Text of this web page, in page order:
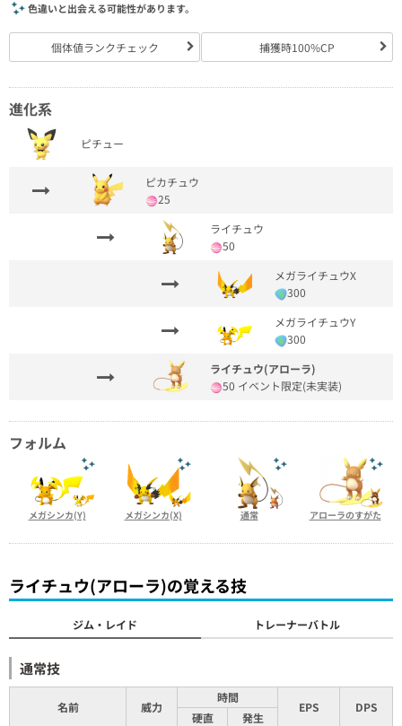
色違いと出会える可能性があります。
個体値ランクチェック 捕獲時100%CP
進化系
ピチュー
ピカチュウ
25
ライチュウ
50
メガライチュウX
300
メガライチュウY
300
ライチュウ(アローラ)
50 イベント限定(未実装)
フォルム
メガシンカ(Y) メガシンカ(X) 通常 アローラのすがた
ライチュウ(アローラ)の覚える技
ジム・レイド トレーナーバトル
通常技
名前 威力
時間
EPS DPS
硬直
発生